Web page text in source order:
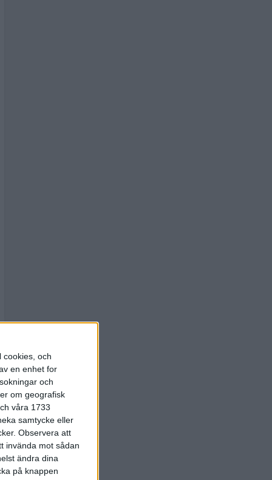
cookies, och
en enhet for
och
om geografisk
våra 1733
samtycke eller
Observera att
invända mot sådan
ändra dina
på knappen